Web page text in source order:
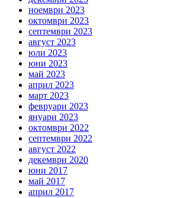
ноември 2023
октомври 2023
септември 2023
август 2023
юли 2023
юни 2023
май 2023
април 2023
март 2023
февруари 2023
януари 2023
октомври 2022
септември 2022
август 2022
декември 2020
юни 2017
май 2017
април 2017